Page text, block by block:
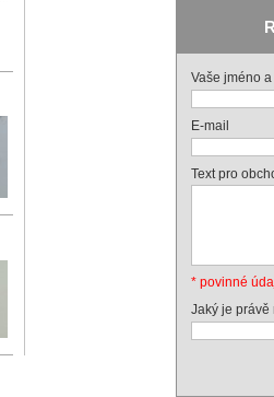
Vaše jméno
E-mail
Text pro
* povinné
Jaký je právě